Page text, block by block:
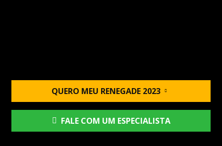
QUERO MEU RENEGADE 2023
FALE COM UM ESPECIALISTA